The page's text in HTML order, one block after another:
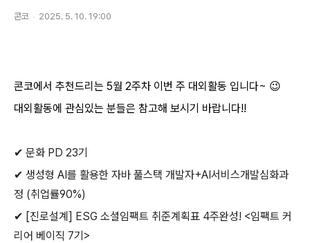
콘코 2025. 5. 10. 19:00
콘코에서 추천드리는 5월 2주차 이번 주 대외활동 입니다~ 😉
대외활동에 관심있는 분들은 참고해 보시기 바랍니다!!
✔ 문화 PD 23기
✔ 생성형 AI를 활용한 자바 풀스택 개발자+AI서비스개발심화과
정 (취업률90%)
✔ [진로설계 ] ESG 소셜임팩트 취준계획표 4주완성! <임팩트 커
리어 베이직 7기 >